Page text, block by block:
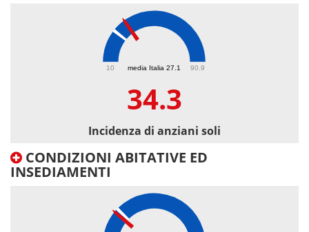
media Italia 27.1
10 90.9
34.3
Incidenza di anziani soli
CONDIZIONI ABITATIVE ED
INSEDIAMENTI